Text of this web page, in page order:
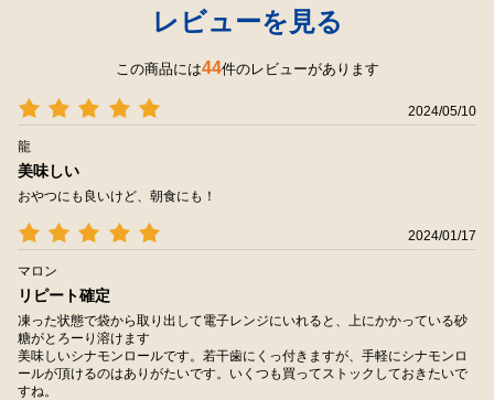
レビューを見る
この商品には44件のレビューがあります
2024/05/10
龍
美味しい
おやつにも良いけど、朝食にも！
2024/01/17
マロン
リピート確定
凍った状態で袋から取り出して電子レンジにいれると、上にかかっている砂
糖がとろーり溶けます
美味しいシナモンロールです。若干歯にくっ付きますが、手軽にシナモンロ
ールが頂けるのはありがたいです。いくつも買ってストックしておきたいで
すね。